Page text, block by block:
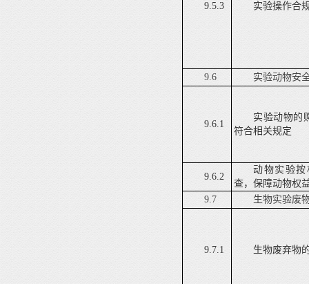
9.5.3 实验操作合
9.6 实验动物安
9.6.1
实验动物的
符合相关规定
9.6.2
动物实验
查，保障动物权
9.7
生物实验废
9.7.1 生物废弃物